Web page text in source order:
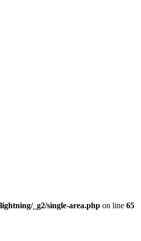
_g2/single-area.php on line 65